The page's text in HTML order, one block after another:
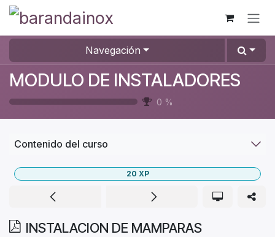
Ir al contenido
Navegación
MODULO DE INSTALADORES
0 %
Contenido del curso
INSTALACION DE MAMPARAS
20 XP